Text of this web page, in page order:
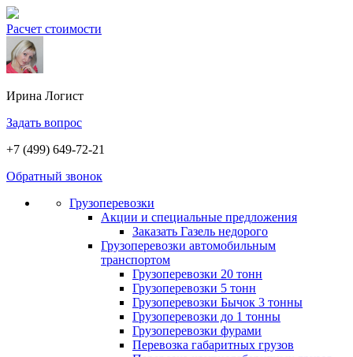
Расчет стоимости
Ирина Логист
Задать вопрос
+7 (499) 649-72-21
Обратный звонок
Грузоперевозки
Акции и специальные предложения
Заказать Газель недорого
Грузоперевозки автомобильным
транспортом
Грузоперевозки 20 тонн
Грузоперевозки 5 тонн
Грузоперевозки Бычок 3 тонны
Грузоперевозки до 1 тонны
Грузоперевозки фурами
Перевозка габаритных грузов